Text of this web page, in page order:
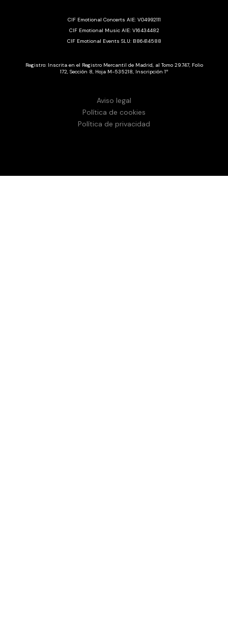
CIF Emotional Concerts AIE: V04992111
CIF Emotional Music AIE: V16434482
CIF Emotional Events SLU: B86414588
Registro: Inscrita en el Registro Mercantil de Madrid, al Tomo 29.747, Folio
172, Sección 8, Hoja M-535218, Inscripción 1ª
Aviso legal
Política de cookies
Política de privacidad